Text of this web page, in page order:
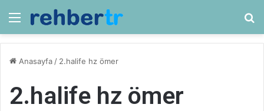
Menü
Anasayfa / 2.halife hz ömer
2.halife hz ömer